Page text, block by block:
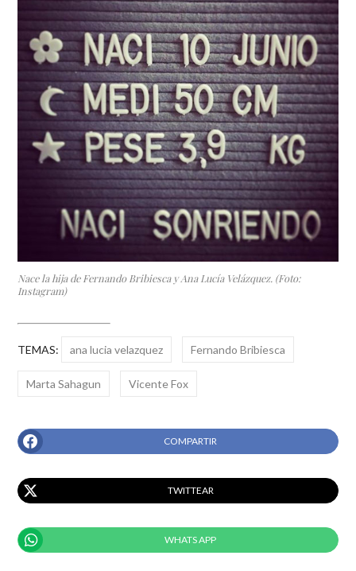
Nace la hija de Fernando Bribiesca y Ana Lucía Velázquez. (Foto:
Instagram)
TEMAS: ana lucia velazquez Fernando Bribiesca
Marta Sahagun Vicente Fox
COMPARTIR
TWITTEAR
WHATS APP